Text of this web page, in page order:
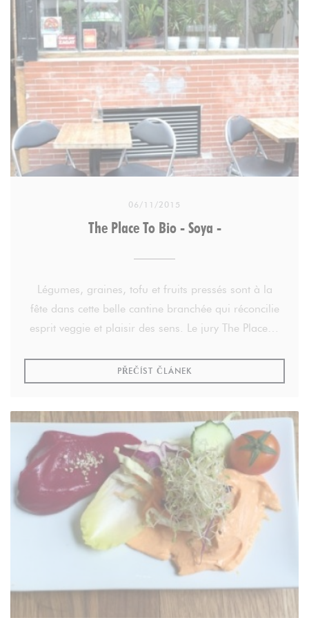
la bouche.
Aucune austérité non plus au restaurant ou au
comptoir (vente à emporter). 12 rue de Trévise (IXe)
06/11/2015
The Place To Bio - Soya -
Légumes, graines, tofu et fruits pressés sont à la
fête dans cette belle cantine branchée qui réconcilie
esprit veggie et plaisir des sens. Le jury The Place to
Par Eric Lecluyse.
PŘEČÍST ČLÁNEK